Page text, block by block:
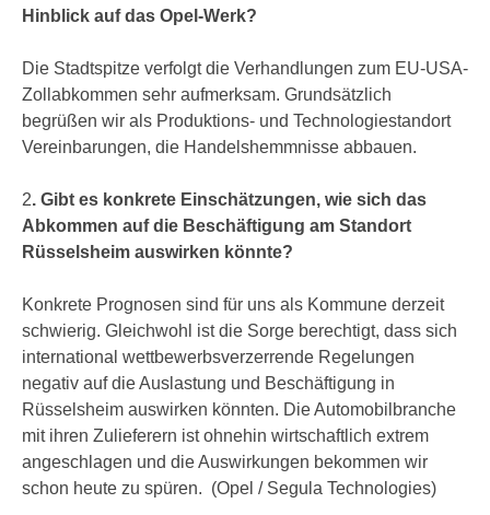
Hinblick auf das Opel-Werk?
Die Stadtspitze verfolgt die Verhandlungen zum EU-USA-
Zollabkommen sehr aufmerksam. Grundsätzlich
begrüßen wir als Produktions- und Technologiestandort
Vereinbarungen, die Handelshemmnisse abbauen.
2. Gibt es konkrete Einschätzungen, wie sich das
Abkommen auf die Beschäftigung am Standort
Rüsselsheim auswirken könnte?
Konkrete Prognosen sind für uns als Kommune derzeit
schwierig. Gleichwohl ist die Sorge berechtigt, dass sich
international wettbewerbsverzerrende Regelungen
negativ auf die Auslastung und Beschäftigung in
Rüsselsheim auswirken könnten. Die Automobilbranche
mit ihren Zulieferern ist ohnehin wirtschaftlich extrem
angeschlagen und die Auswirkungen bekommen wir
schon heute zu spüren. (Opel / Segula Technologies)